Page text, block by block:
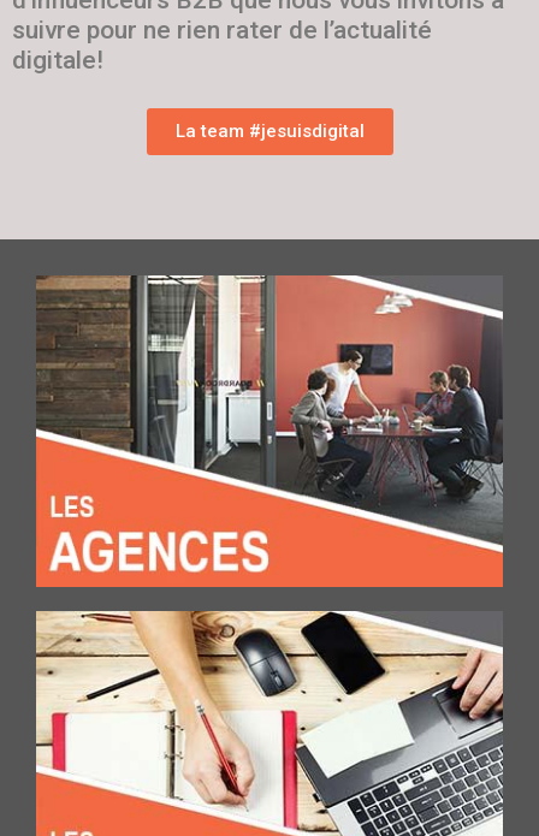
suivre pour ne rien rater de l’actualité
digitale!
La team #jesuisdigital